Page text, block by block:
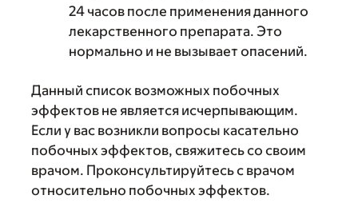
24 часов после применения данного
лекарственного препарата. Это
нормально и не вызывает опасений.
Данный список возможных побочных
эффектов не является исчерпывающим.
Если у вас возникли вопросы касательно
побочных эффектов, свяжитесь со своим
врачом. Проконсультируйтесь с врачом
относительно побочных эффектов.